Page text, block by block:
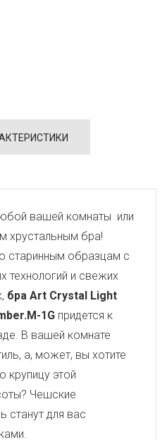
вашей комнаты или
хрустальным бра!
старинным образцам с
технологий и свежих
бра Art Crystal Light
1G придется к
В вашей комнате
а, может, вы хотите
крупицу этой
Чешские
станут для вас